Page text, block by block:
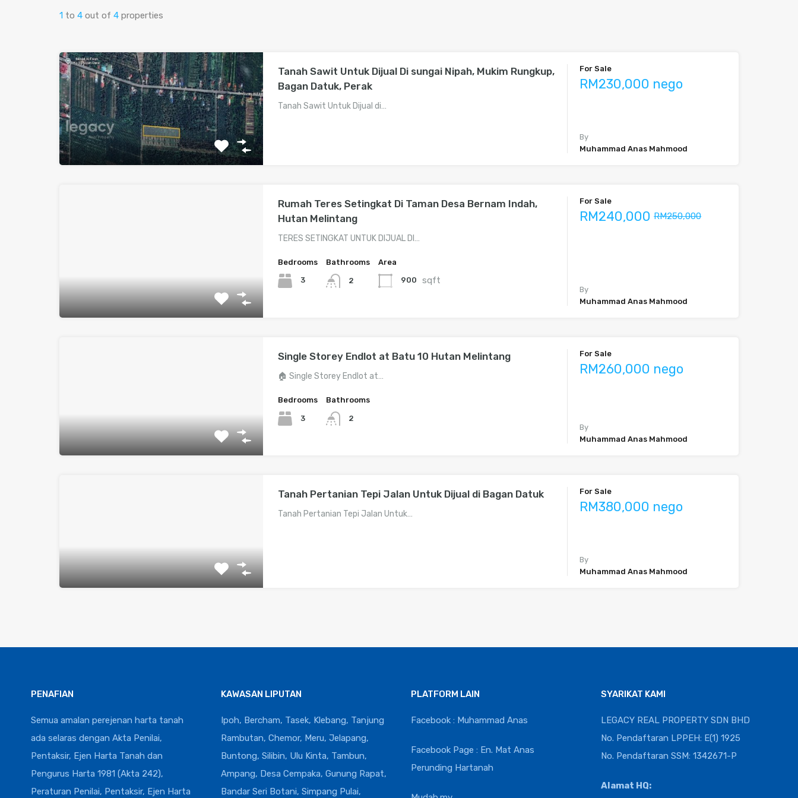
1 to 4 out of 4 properties
Tanah Sawit Untuk Dijual Di sungai Nipah, Mukim Rungkup,
Bagan Datuk, Perak
Tanah Sawit Untuk Dijual di…
For Sale
RM230,000 nego
By
Muhammad Anas Mahmood
Rumah Teres Setingkat Di Taman Desa Bernam Indah,
Hutan Melintang
TERES SETINGKAT UNTUK DIJUAL DI…
Bedrooms
3
Bathrooms
2
Area
900 sqft
For Sale
RM240,000 RM250,000
By
Muhammad Anas Mahmood
Single Storey Endlot at Batu 10 Hutan Melintang
🏠 Single Storey Endlot at…
Bedrooms
3
Bathrooms
2
For Sale
RM260,000 nego
By
Muhammad Anas Mahmood
Tanah Pertanian Tepi Jalan Untuk Dijual di Bagan Datuk
Tanah Pertanian Tepi Jalan Untuk…
For Sale
RM380,000 nego
By
Muhammad Anas Mahmood
PENAFIAN
Semua amalan perejenan harta tanah
ada selaras dengan Akta Penilai,
Pentaksir, Ejen Harta Tanah dan
Pengurus Harta 1981 (Akta 242),
Peraturan Penilai, Pentaksir, Ejen Harta
KAWASAN LIPUTAN
Ipoh, Bercham, Tasek, Klebang, Tanjung
Rambutan, Chemor, Meru, Jelapang,
Buntong, Silibin, Ulu Kinta, Tambun,
Ampang, Desa Cempaka, Gunung Rapat,
Bandar Seri Botani, Simpang Pulai,
PLATFORM LAIN
Facebook : Muhammad Anas
Facebook Page : En. Mat Anas
Perunding Hartanah
SYARIKAT KAMI
LEGACY REAL PROPERTY SDN BHD
No. Pendaftaran LPPEH: E(1) 1925
No. Pendaftaran SSM: 1342671-P
Alamat HQ: